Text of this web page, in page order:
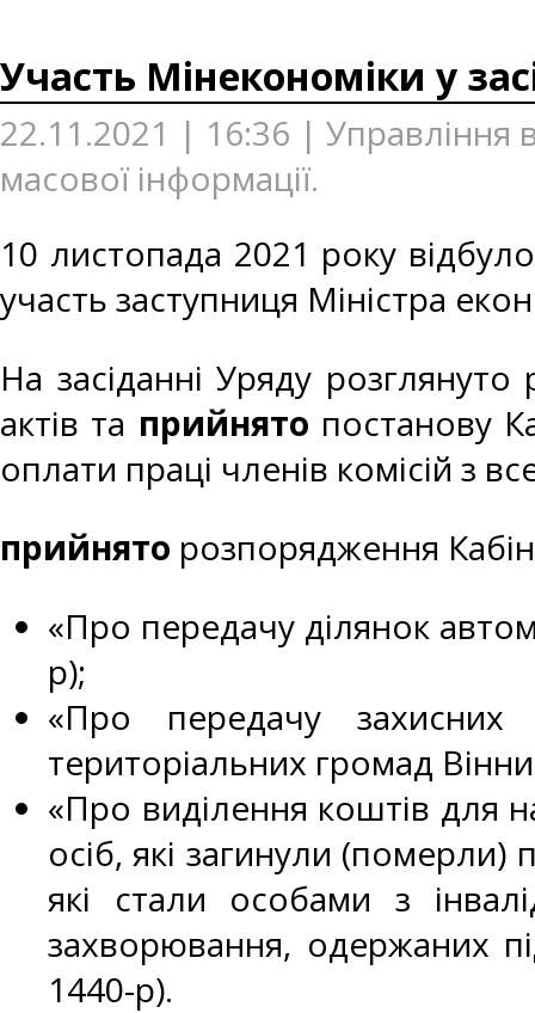
Участь Мінекономіки у
22.11.2021 | 16:36 | Управління
масової інформації.
10 листопада 2021 року
участь заступниця Міністра
На засіданні Уряду
актів та прийнято постанову
оплати праці членів комісій з
прийнято розпорядження
«Про передачу ділянок
р);
«Про передачу захисних
територіальних громад
«Про виділення коштів для
осіб, які загинули (померли)
які стали особами з
захворювання, одержаних
1440-р).